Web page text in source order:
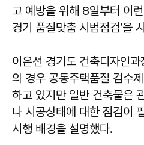
고 예방을 위해 8일부터 이
경기 품질맞춤 시범점검’을
이은선 경기도 건축디자인
의 경우 공동주택품질 검수
하고 있지만 일반 건축물은
나 시공상태에 대한 점검이
시행 배경을 설명했다.